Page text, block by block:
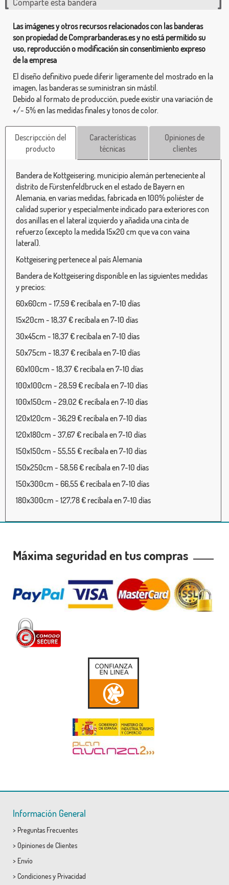
Las imágenes y otros recursos relacionados con las banderas
son propiedad de Comprarbanderas.es y no está permitido su
uso, reproducción o modificación sin consentimiento expreso
de la empresa
El diseño definitivo puede diferir ligeramente del mostrado en la
imagen, las banderas se suministran sin mástil.
Debido al formato de producción, puede existir una variación de
+/- 5% en las medidas finales y tonos de color.
Descripcción del
producto
Características
técnicas
Opiniones de
clientes
Bandera de Kottgeisering, municipio alemán perteneciente al
distrito de Fürstenfeldbruck en el estado de Bayern en
Alemania, en varias medidas, fabricada en 100% poliéster de
calidad superior y especialmente indicado para exteriores con
dos anillas en el lateral izquierdo y añadida una cinta de
refuerzo (excepto la medida 15x20 cm que va con vaina
lateral).
Kottgeisering pertenece al país Alemania
Bandera de Kottgeisering disponible en las siguientes medidas
y precios:
60x60cm - 17,59 € recíbala en 7-10 días
15x20cm - 18,37 € recíbala en 7-10 días
30x45cm - 18,37 € recíbala en 7-10 días
50x75cm - 18,37 € recíbala en 7-10 días
60x100cm - 18,37 € recíbala en 7-10 días
100x100cm - 28,59 € recíbala en 7-10 días
100x150cm - 29,02 € recíbala en 7-10 días
120x120cm - 36,29 € recíbala en 7-10 días
120x180cm - 37,67 € recíbala en 7-10 días
150x150cm - 55,55 € recíbala en 7-10 días
150x250cm - 58,56 € recíbala en 7-10 días
150x300cm - 66,55 € recíbala en 7-10 días
180x300cm - 127,78 € recíbala en 7-10 días
Máxima seguridad en tus compras
Información General
> Preguntas Frecuentes
> Opiniones de Clientes
> Envío
> Condicionesy Privacidad